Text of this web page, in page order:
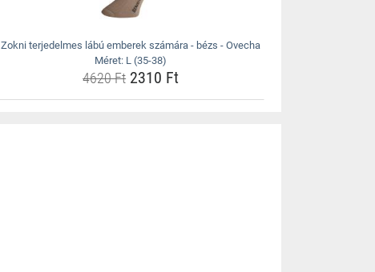
Zokni terjedelmes lábú emberek számára - bézs - Ovecha
Méret: L (35-38)
4620 Ft 2310 Ft